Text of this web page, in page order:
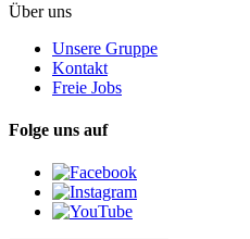
Über uns
Unsere Gruppe
Kontakt
Freie Jobs
Folge uns auf